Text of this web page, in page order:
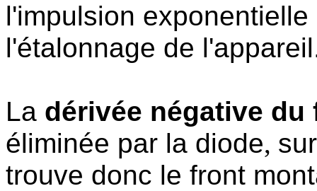
l'impulsion
l'étalonnage de
La dérivée négative
éliminée par la diode,
trouve donc le front